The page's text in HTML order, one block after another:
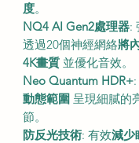
度。
NQ4 AI Gen2處理器:
透過20個神經網絡將
4K畫質 並優化音效。
Neo Quantum HDR+
動態範圍 呈現細膩的
節。
防反光技術: 有效減少